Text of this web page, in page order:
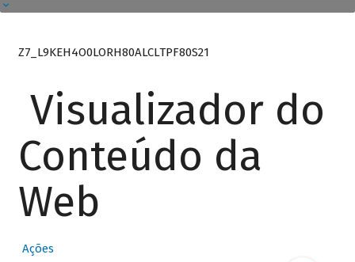
Z7_L9KEH4O0LORH80ALCLTPF80S21
Visualizador do
Conteúdo da
Web
Ações